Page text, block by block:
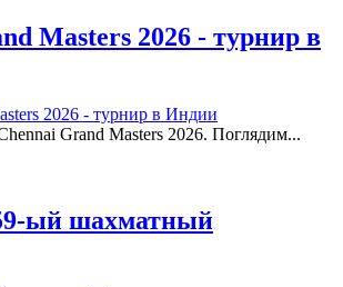
Masters 2026 - турнир в
Grand Masters 2026. Поглядим...
ый шахматный